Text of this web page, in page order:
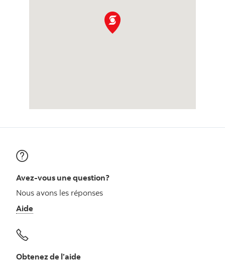
Avez-vous une question?
Nous avons les réponses
Aide
Obtenez de l’aide